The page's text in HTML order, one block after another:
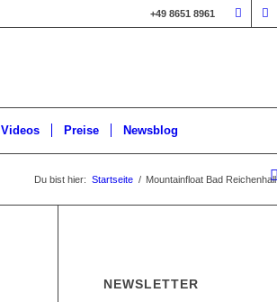
+49 8651 8961
Videos Preise Newsblog
Du bist hier: Startseite / Mountainfloat Bad Reichenhall
NEWSLETTER